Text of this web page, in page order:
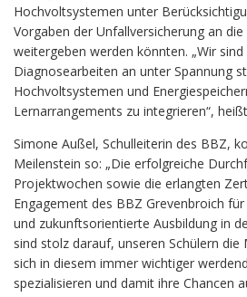
Hochvoltsystemen unter
Vorgaben der Unfallversicherung an
weitergeben werden könnten. „Wir
Diagnosearbeiten an unter Spannung
Hochvoltsystemen und
Lernarrangements zu integrieren“,
Simone Außel, Schulleiterin des BBZ,
Meilenstein so: „Die erfolgreiche
Projektwochen sowie die erlangten
Engagement des BBZ Grevenbroich
und zukunftsorientierte Ausbildung in
sind stolz darauf, unseren Schülern die
sich in diesem immer wichtiger
spezialisieren und damit ihre Chancen